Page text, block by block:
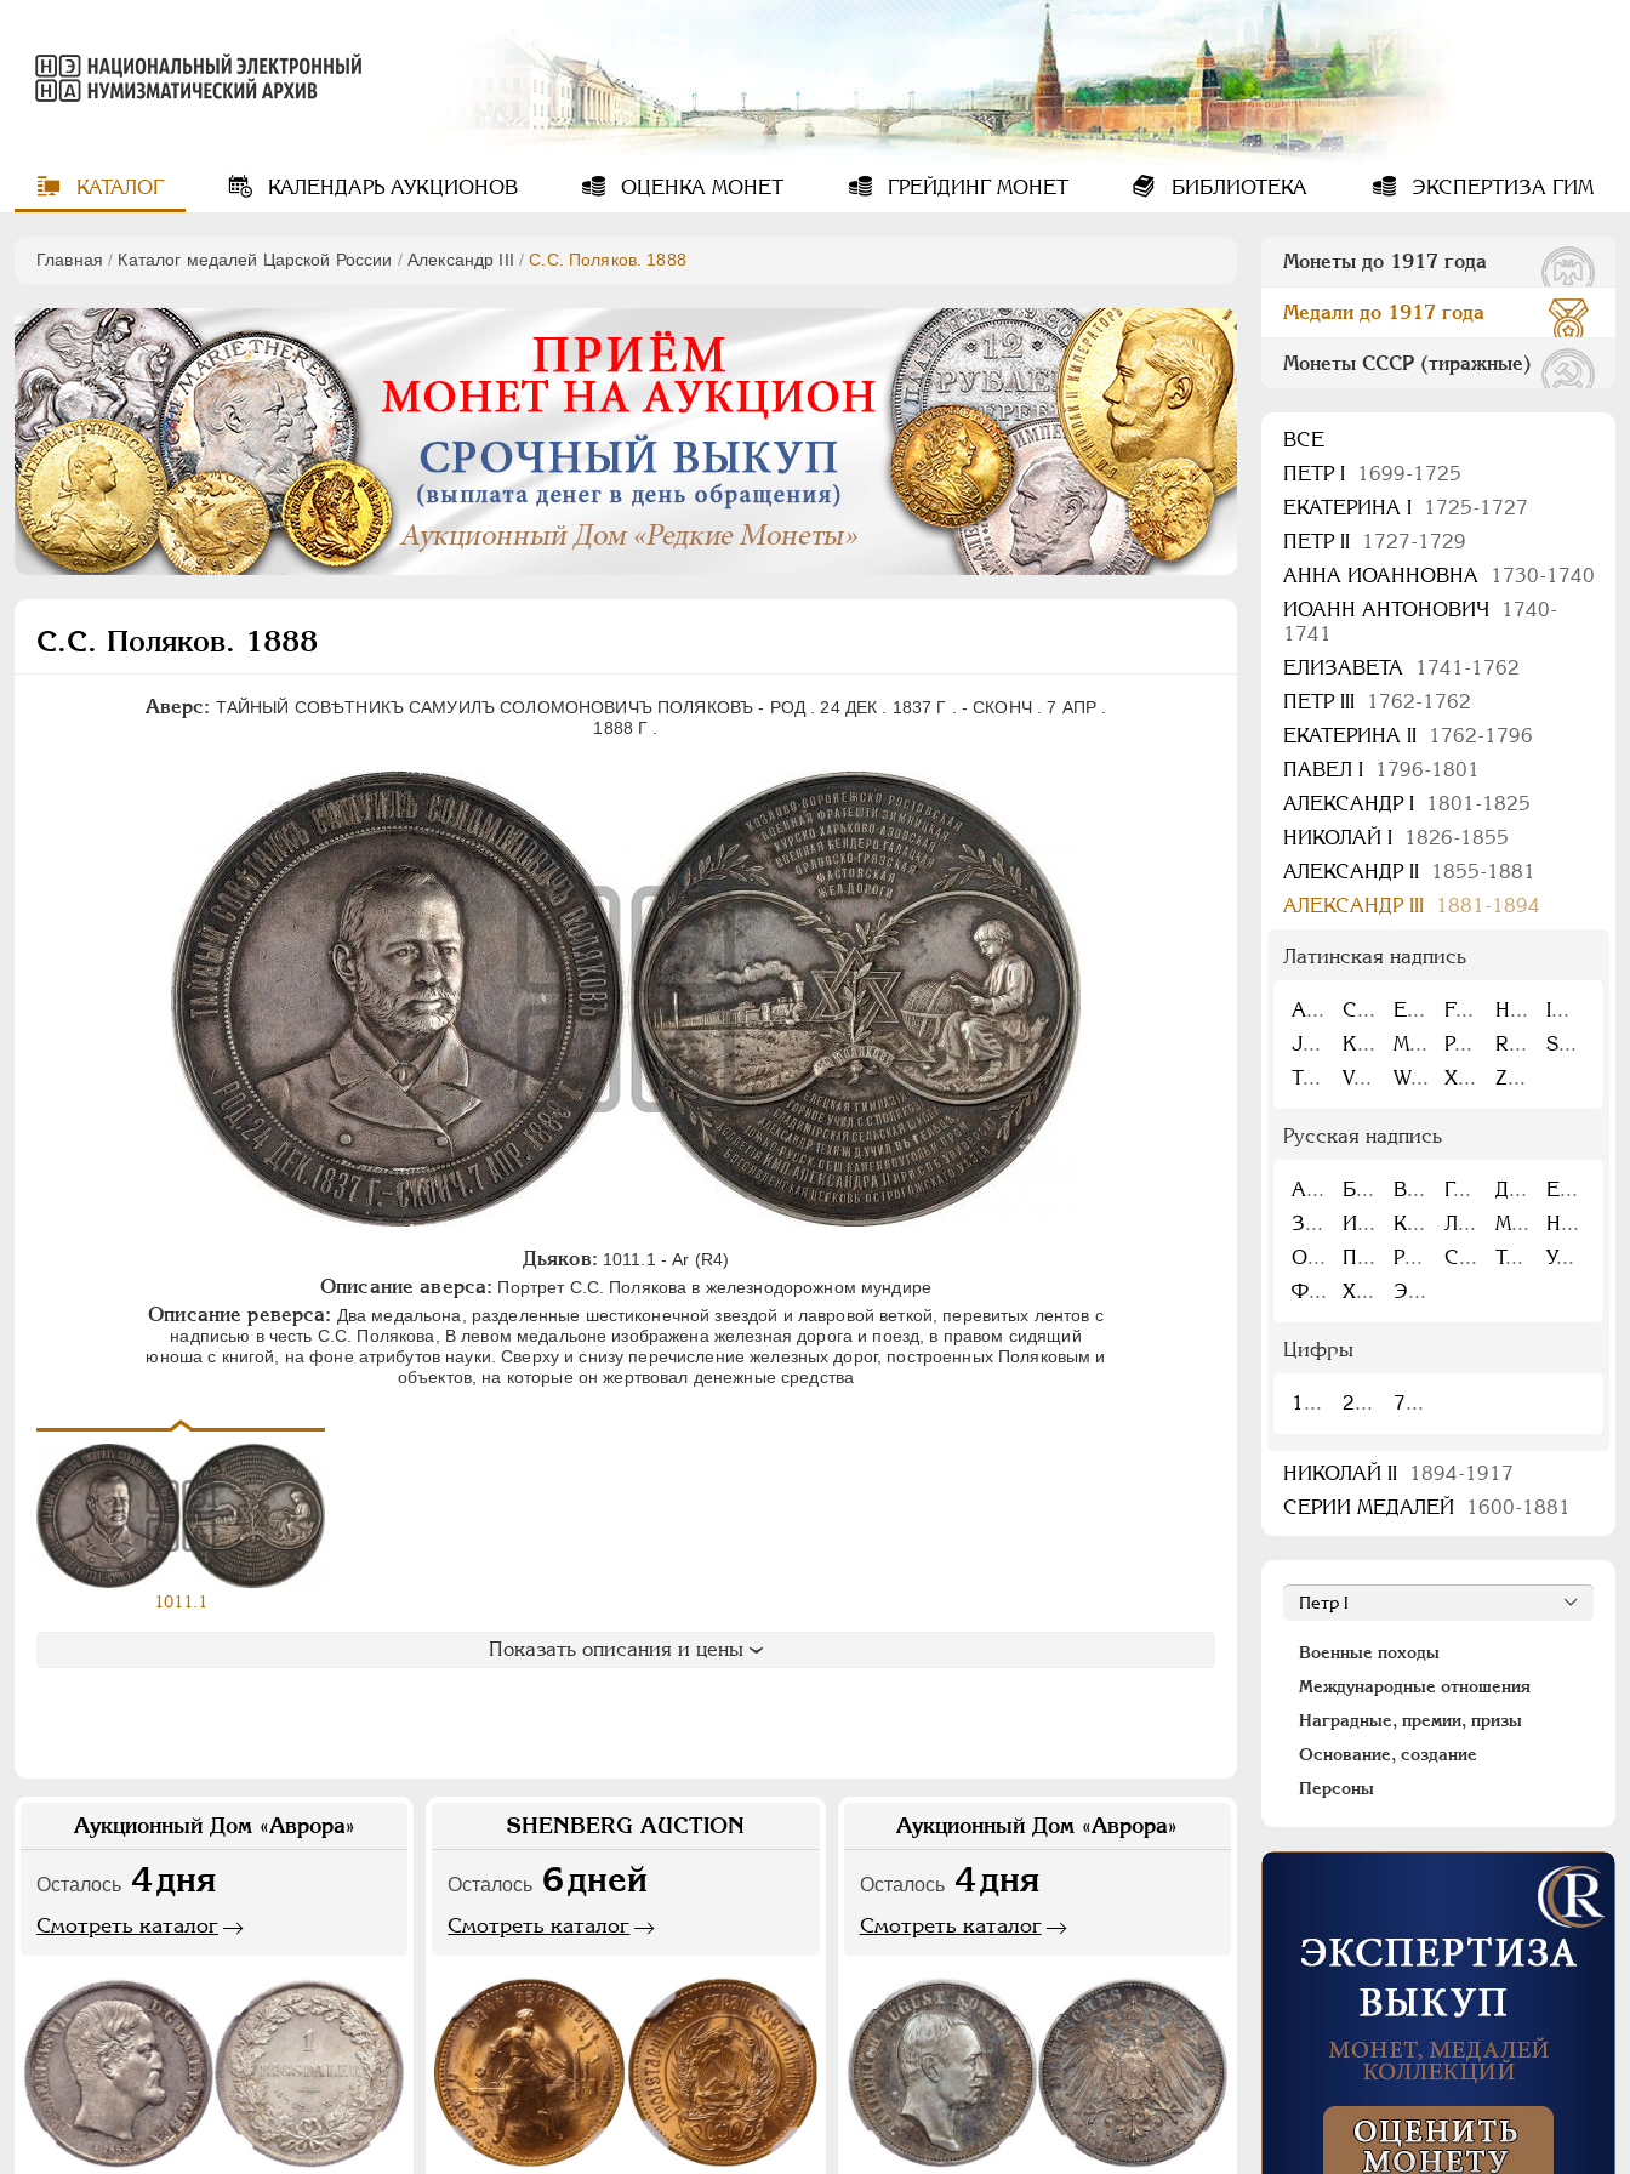
КАТАЛОГ КАЛЕНДАРЬАУКЦИОНОВ ОЦЕНКА МОНЕТ ГРЕЙДИНГМОНЕТ БИБЛИОТЕКА ЭКСПЕРТИЗА ГИМ
Главная / Каталог медалей Царской России /Александр III /C.C. Поляков. 1888
C.C. Поляков. 1888
Аверс: ТАЙНЫЙ СОВѢТНИКЪ САМУИЛЪ СОЛОМОНОВИЧЪ ПОЛЯКОВЪ - РОД . 24 ДЕК . 1837 Г . - СКОНЧ . 7 АПР .
1888 Г .
Дьяков: 1011.1 - Ar (R4)
Описание аверса: Портрет C.C. Полякова в железнодорожном мундире
Описание реверса: Два медальона, разделенные шестиконечной звездой и лавровой веткой, перевитых лентов с
надписью в честь С.С. Полякова, В левом медальоне изображена железная дорога и поезд, в правом сидящий
юноша с книгой, на фоне атрибутов науки. Сверху и снизу перечисление железных дорог, построенных Поляковым и
объектов, на которые он жертвовал денежные средства
1011.1
Показать описания и цены
Аукционный Дом «Аврора»
Осталось 4дня
Смотреть каталог
SHENBERG AUCTION
Осталось 6дней
Смотреть каталог
Аукционный Дом «Аврора»
Осталось 4дня
Смотреть каталог
Монеты до 1917 года
Медали до 1917 года
Монеты СССР (тиражные)
ВСЕ
ПEТР I
1699-1725
ЕКАТЕРИНА I
1725-1727
ПЕТР II
1727-1729
АННА ИОАННОВНА
1730-1740
ИОАНН АНТОНОВИЧ
1740-
1741
ЕЛИЗАВЕТА
1741-1762
ПЕТР III
1762-1762
ЕКАТЕРИНА II
1762-1796
ПАВЕЛ I
1796-1801
АЛЕКСАНДР I
1801-1825
НИКОЛАЙ I
1826-1855
АЛЕКСАНДР II
1855-1881
АЛЕКСАНДР III
1881-1894
Латинская надпись
A C E F H
I
J
K M P R
S
T
V W X Z
Русская надпись
А Б В Г Д
Е
З
И К Л М
Н
О
П Р С Т
У
Ф
Х Э
Цифры
1 2 7
НИКОЛАЙ II
1894-1917
СЕРИИ МЕДАЛЕЙ
1600-1881
Военные походы
Международные отношения
Наградные, премии, призы
Основание, создание
Персоны